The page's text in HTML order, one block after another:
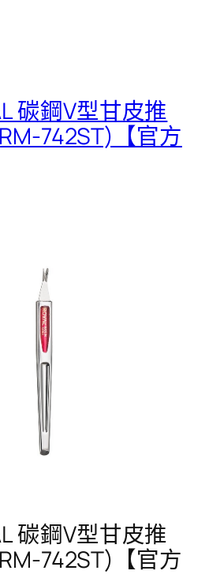
碳鋼V型甘皮推
742ST)【官方
碳鋼V型甘皮推
742ST)【官方